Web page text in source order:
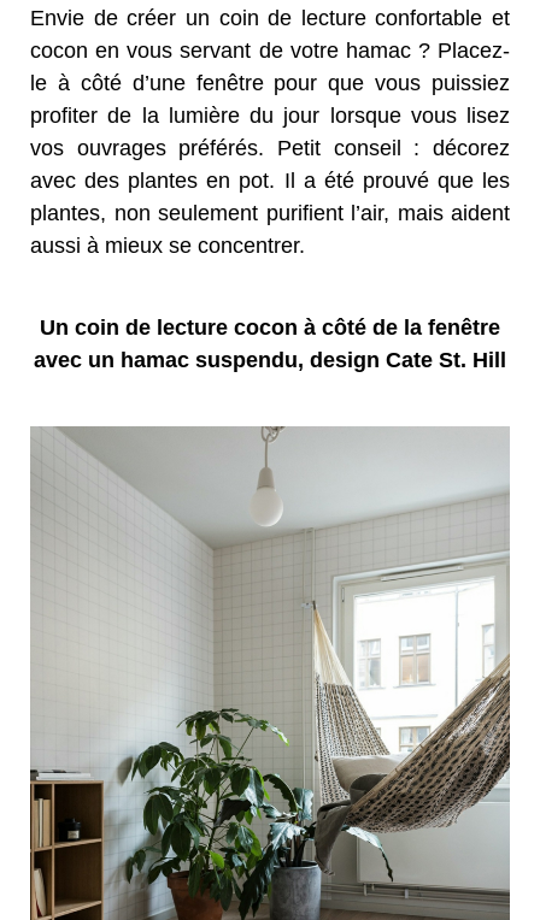
Envie de créer un coin de lecture confortable et
cocon en vous servant de votre hamac ? Placez-
le à côté d’une fenêtre pour que vous puissiez
profiter de la lumière du jour lorsque vous lisez
vos ouvrages préférés. Petit conseil : décorez
avec des plantes en pot. Il a été prouvé que les
plantes, non seulement purifient l’air, mais aident
aussi à mieux se concentrer.
Un coin de lecture cocon à côté de la fenêtre
avec un hamac suspendu, design Cate St. Hill